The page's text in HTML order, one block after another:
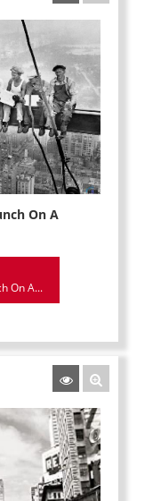
On A
On A...